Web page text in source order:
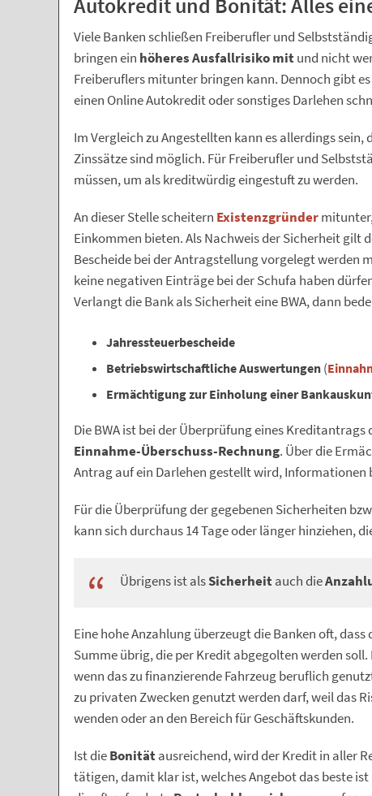
Viele Banken schließen Freiberufler und
bringen ein höheres Ausfallrisiko mit und nicht
Freiberuflers mitunter bringen kann. Dennoch gibt es
einen Online Autokredit oder sonstiges Darlehen
Im Vergleich zu Angestellten kann es allerdings
Zinssätze sind möglich. Für Freiberufler und
müssen, um als kreditwürdig eingestuft zu werden.
An dieser Stelle scheitern Existenzgründer
Einkommen bieten. Als Nachweis der Sicherheit gilt
Bescheide bei der Antragstellung vorgelegt werden
keine negativen Einträge bei der Schufa haben
Verlangt die Bank als Sicherheit eine BWA, dann
Jahressteuerbescheide
Betriebswirtschaftliche Auswertungen (
Ermächtigung zur Einholung einer
Die BWA ist bei der Überprüfung eines
Einnahme-Überschuss-Rechnung. Über die
Antrag auf ein Darlehen gestellt wird, Informationen
Für die Überprüfung der gegebenen Sicherheiten
kann sich durchaus 14 Tage oder länger hinziehen,
Übrigens ist alsSicherheit auch die
Eine hohe Anzahlung überzeugt die Banken oft,
Summe übrig, die per Kredit abgegolten werden
wenn das zu finanzierende Fahrzeug beruflich
zu privaten Zwecken genutzt werden darf, weil das
wenden oder an den Bereich für Geschäftskunden.
Ist dieBonität ausreichend, wird der Kredit in aller
tätigen, damit klar ist, welches Angebot das beste